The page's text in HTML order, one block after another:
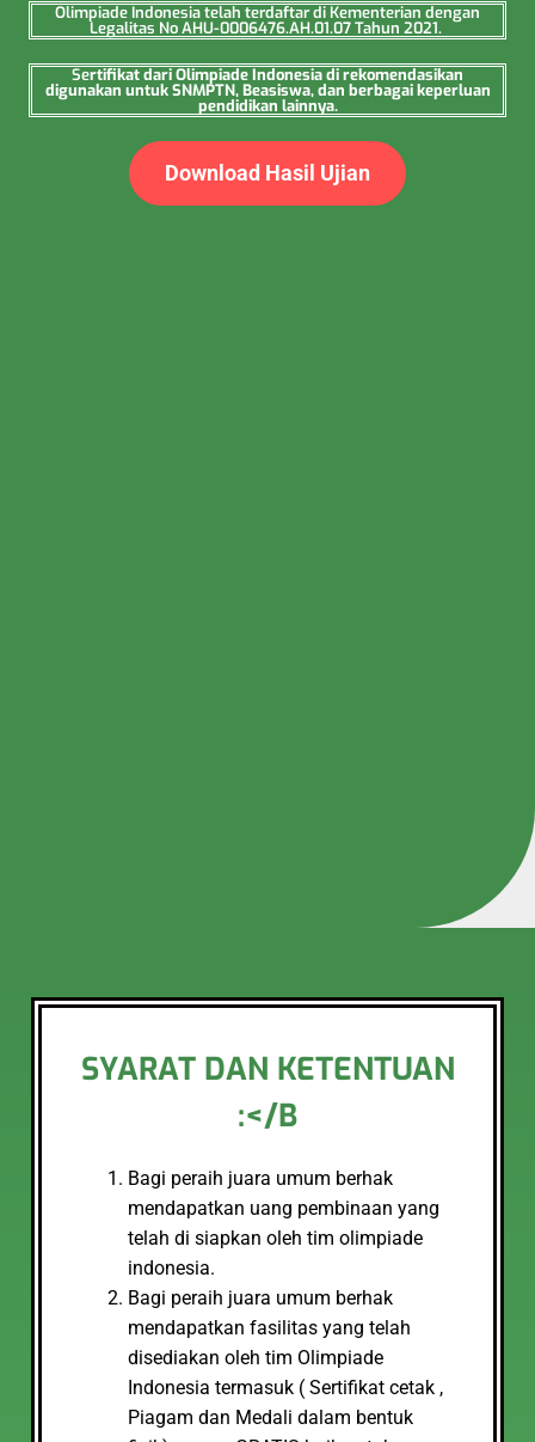
Olimpiade Indonesia telah terdaftar di Kementerian dengan
Legalitas No AHU-0006476.AH.01.07 Tahun 2021.
Sertifikat dari Olimpiade Indonesia di rekomendasikan
digunakan untuk SNMPTN, Beasiswa, dan berbagai keperluan
pendidikan lainnya.
Download Hasil Ujian
SYARAT DAN KETENTUAN
:</B
Bagi peraih juara umum berhak
mendapatkan uang pembinaan yang
telah di siapkan oleh tim olimpiade
indonesia.
Bagi peraih juara umum berhak
mendapatkan fasilitas yang telah
disediakan oleh tim Olimpiade
Indonesia termasuk ( Sertifikat cetak ,
Piagam dan Medali dalam bentuk